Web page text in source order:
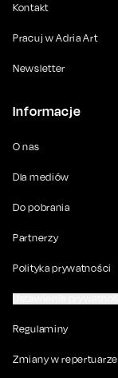
Kontakt
Pracuj w Adria Art
Newsletter
Informacje
O nas
Dla mediów
Do pobrania
Partnerzy
Polityka prywatności
Regulaminy
Zmiany w repertuarze